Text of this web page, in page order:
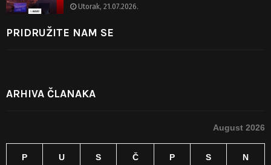
Utorak, 21.07.2026.
PRIDRUŽITE NAM SE
ARHIVA ČLANAKA
August 2026
P U S Č P S N